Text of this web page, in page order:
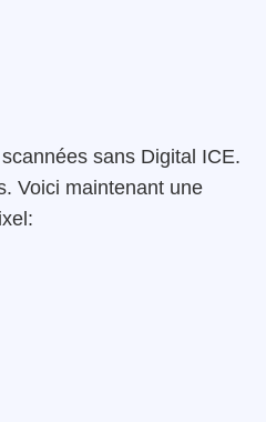
sans Digital ICE.
Voici maintenant une